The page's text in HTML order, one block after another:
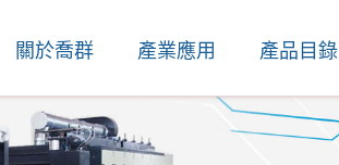
關於喬群 產業應用 產品目錄